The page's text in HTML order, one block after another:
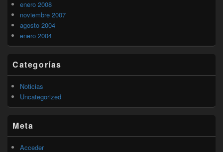
enero 2008
noviembre 2007
agosto 2004
enero 2004
Categorías
Noticias
Uncategorized
Meta
Acceder